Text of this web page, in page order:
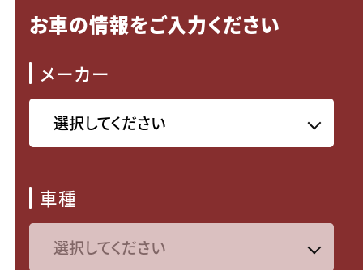
お車の情報をご入力ください
メーカー
車種